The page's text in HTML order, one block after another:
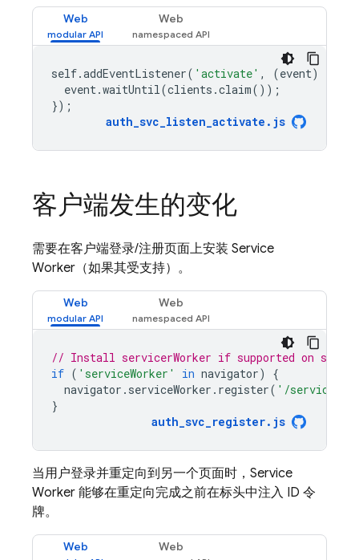
Web Web
self.addEventListener( 'activate' , (event)
event.waitUntil(clients .claim());
});
auth_svc_listen_activate . js
客户端发生的变化
需要在客户端登录/注册页面上安装 Service
Worker（如果其受支持）。
Web Web
// Install servicerWorker if supported on sign-
if ( 'serviceWorker' in navigator)
{
navigator . serviceWorker . register( '/service-
}
auth_svc_register. js
当用户登录并重定向到另一个页面时，Service
Worker 能够在重定向完成之前在标头中注入 ID 令
牌。
Web Web